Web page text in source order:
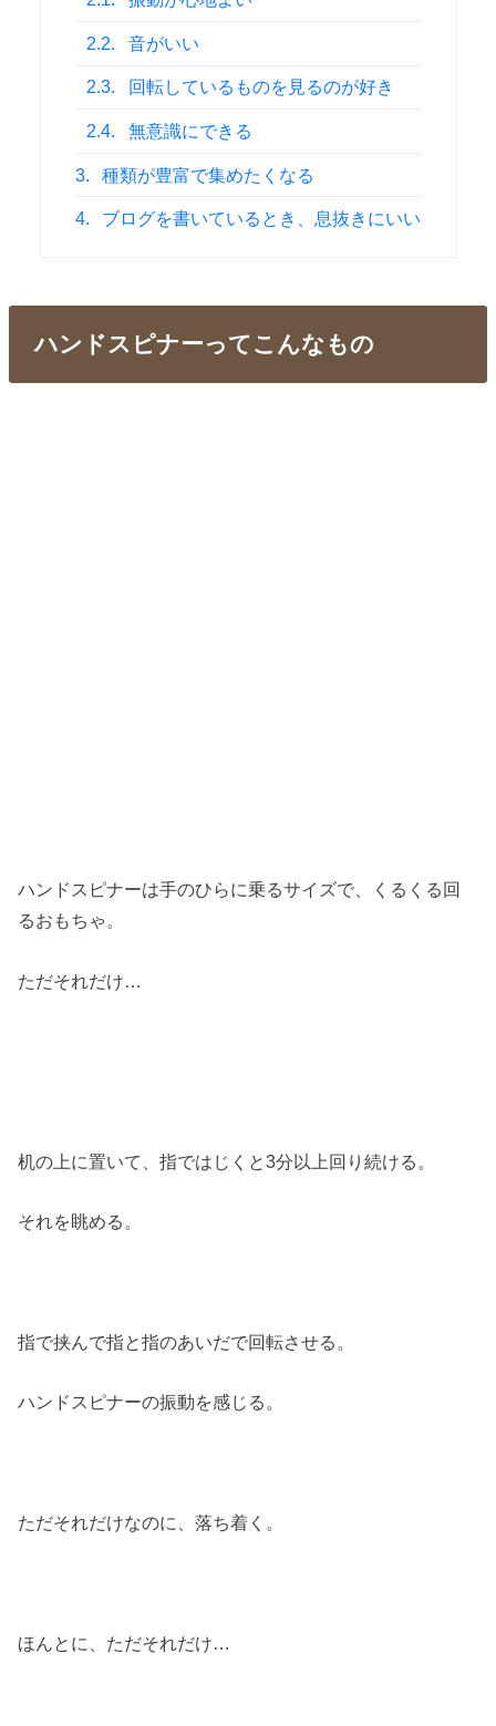
2.2. 音がいい
2.3. 回転しているものを見るのが好き
2.4. 無意識にできる
3. 種類が豊富で集めたくなる
4. ブログを書いているとき、息抜きにいい
ハンドスピナーってこんなもの
ハンドスピナーは手のひらに乗るサイズで、くるくる回
るおもちゃ。
ただそれだけ…
机の上に置いて、指ではじくと3分以上回り続ける。
それを眺める。
指で挟んで指と指のあいだで回転させる。
ハンドスピナーの振動を感じる。
ただそれだけなのに、落ち着く。
ほんとに、ただそれだけ…